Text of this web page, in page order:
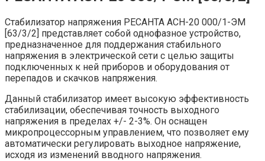
Стабилизатор напряжения РЕСАНТА АСН-20 000/1-ЭМ
[63/3/2] представляет собой однофазное устройство,
предназначенное для поддержания стабильного
напряжения в электрической сети с целью защиты
подключенных к ней приборов и оборудования от
перепадов и скачков напряжения.
Данный стабилизатор имеет высокую эффективность
стабилизации, обеспечивая точность выходного
напряжения в пределах +/- 2-3%. Он оснащен
микропроцессорным управлением, что позволяет ему
автоматически регулировать выходное напряжение,
исходя из изменений вводного напряжения.